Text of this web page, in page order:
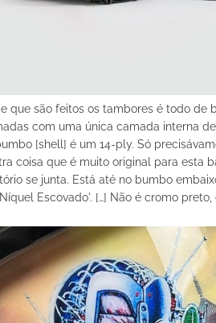
que são feitos os tambores é todo
com uma única camada interna
[shell] é um 14-ply. Só
coisa que é muito original para esta
se junta. Está até no bumbo
Escovado'. […] Não é cromo